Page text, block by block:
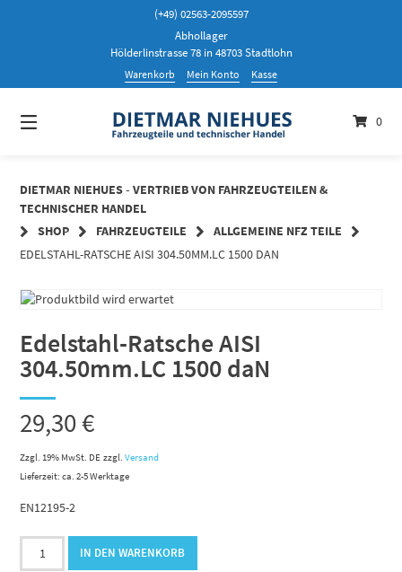
(+49) 02563-2095597
Abhollager
Hölderlinstrasse 78 in 48703 Stadtlohn
Warenkorb Mein Konto Kasse
0
DIETMAR NIEHUES - VERTRIEB VON FAHRZEUGTEILEN &
TECHNISCHER HANDEL
SHOP
FAHRZEUGTEILE
ALLGEMEINE NFZ TEILE
EDELSTAHL-RATSCHE AISI 304.50MM.LC 1500 DAN
Edelstahl-Ratsche AISI
304.50mm.LC 1500 daN
29,30€
Zzgl. 19% MwSt. DE zzgl.Versand
Lieferzeit: ca. 2-5 Werktage
EN12195-2
Edelstahl-
Ratsche
IN DEN WARENKORB